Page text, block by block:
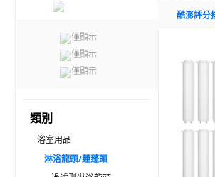
僅顯示
僅顯示
僅顯示
類別
浴室用品
淋浴龍頭/蓮蓬頭
酷澎評分